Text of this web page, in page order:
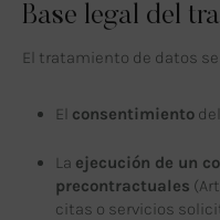
Base legal del
El tratamiento de datos se
El consentimiento
La ejecución de un
precontractuales
citas o servicios